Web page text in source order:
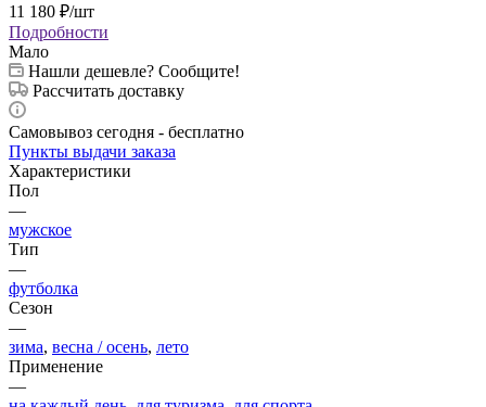
11 180 ₽/шт
Подробности
Мало
Нашли дешевле? Сообщите!
Рассчитать доставку
Самовывоз сегодня - бесплатно
Пункты выдачи заказа
Характеристики
Пол
—
мужское
Тип
—
футболка
Сезон
—
зима, весна / осень, лето
Применение
—